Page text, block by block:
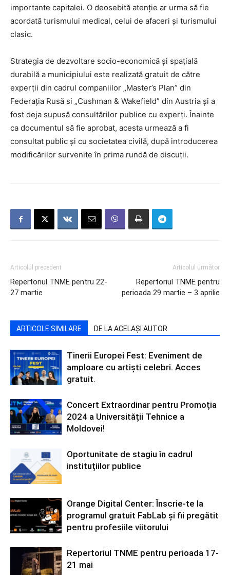
importante capitalei. O deosebită atenție ar urma să fie
acordată turismului medical, celui de afaceri și turismului
clasic.
Strategia de dezvoltare socio-economică și spațială
durabilă a municipiului este realizată gratuit de către
experții din cadrul companiilor „Master’s Plan” din
Federația Rusă s‌i „Cushman & Wakefield” din Austria și a
fost deja supusă consultărilor publice cu experți. Înainte
ca documentul să fie aprobat, acesta urmează a fi
consultat public și cu societatea civilă, după introducerea
modificărilor survenite în prima rundă de discuții.
Articolul precedent
Repertoriul TNME pentru 22-
27 martie
Articolul următor
Repertoriul TNME pentru
perioada 29 martie – 3 aprilie
ARTICOLE SIMILARE DE LA ACELAȘI AUTOR
Tinerii Europei Fest: Eveniment de
amploare cu artiști celebri. Acces
gratuit.
Concert Extraordinar pentru Promoția
2024 a Universității Tehnice a
Moldovei!
Oportunitate de stagiu în cadrul
instituțiilor publice
Orange Digital Center: Înscrie-te la
programul gratuit FabLab și fii pregătit
pentru profesiile viitorului
Repertoriul TNME pentru perioada 17-
21 mai